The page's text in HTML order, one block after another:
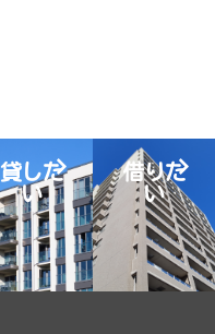
貸した
い
借りた
い